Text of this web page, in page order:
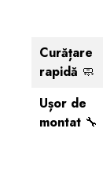
Curățare
rapidă 🧼
Ușor de
montat 🔧